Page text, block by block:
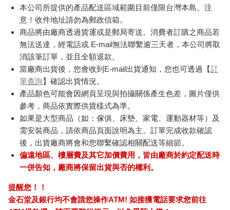
本公司所提供的產品配送區域範圍目前僅限台灣本島。注
意！收件地址請勿為郵政信箱。
商品將由廠商透過貨運或是郵局寄送。消費者訂購之商品若
無法送達，經電話或 E-mail無法聯繫逾三天者，本公司將取
消該筆訂單，並且全額退款。
當廠商出貨後，您會收到E-mail出貨通知，您也可透過【訂
單查詢】確認出貨情況。
產品顏色可能會因網頁呈現與拍攝關係產生色差，圖片僅供
參考，商品依實際供貨樣式為準。
如果是大型商品（如：傢俱、床墊、家電、運動器材等）及
需安裝商品，請依商品頁面說明為主。訂單完成收款確認
後，出貨廠商將會和您聯繫確認相關配送等細節。
偏遠地區、樓層費及其它加價費用，皆由廠商於約定配送時
一併告知，廠商將保留出貨與否的權利。
提醒您！！
金石堂及銀行均不會請您操作ATM! 如接獲電話要求您前往